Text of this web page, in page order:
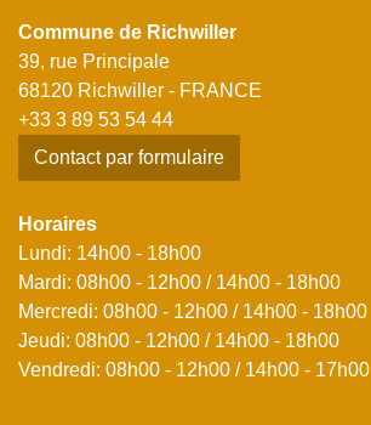
Commune de Richwiller
39, rue Principale
68120 Richwiller - FRANCE
+33 3 89 53 54 44
Contact par formulaire
Horaires
Lundi: 14h00 - 18h00
Mardi: 08h00 - 12h00 / 14h00 - 18h00
Mercredi: 08h00 - 12h00 / 14h00 - 18h00
Jeudi: 08h00 - 12h00 / 14h00 - 18h00
Vendredi: 08h00 - 12h00 / 14h00 - 17h00